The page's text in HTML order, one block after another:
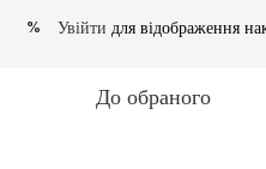
% Увійти для відображення
До обраного